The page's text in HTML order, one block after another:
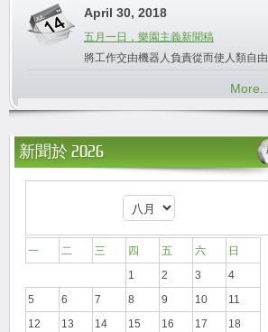
April 30, 2018
五月一日，樂園主義新聞稿
將工作交由機器人負責從而使人類自由
More...
新聞於 2026
一 二 三 四 五 六
日
1
2 3
4
5
6 7 8 9 10
11
12
13 14 15 16 17
18